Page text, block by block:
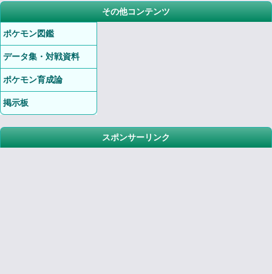
その他コンテンツ
ポケモン図鑑
データ集・対戦資料
ポケモン育成論
掲示板
スポンサーリンク